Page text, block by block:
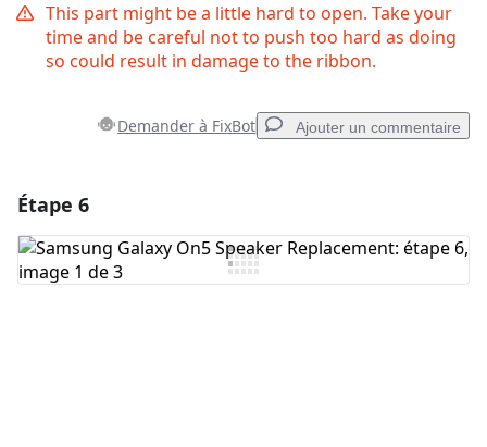
This part might be a little hard to open. Take your
time and be careful not to push too hard as doing
so could result in damage to the ribbon.
Demander à FixBot Ajouter un commentaire
Ajouter un commentaire
Étape 6